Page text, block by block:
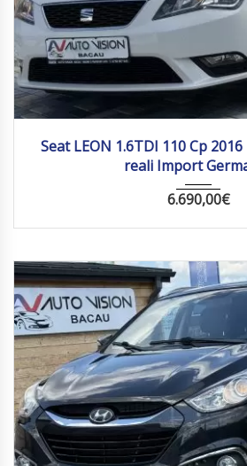
Seat LEON 1.6TDI 110 Cp
reali Import
6.690,00€